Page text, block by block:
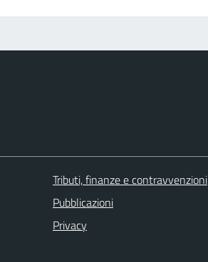
Tributi, finanze e contravvenzioni
Pubblicazioni
Privacy